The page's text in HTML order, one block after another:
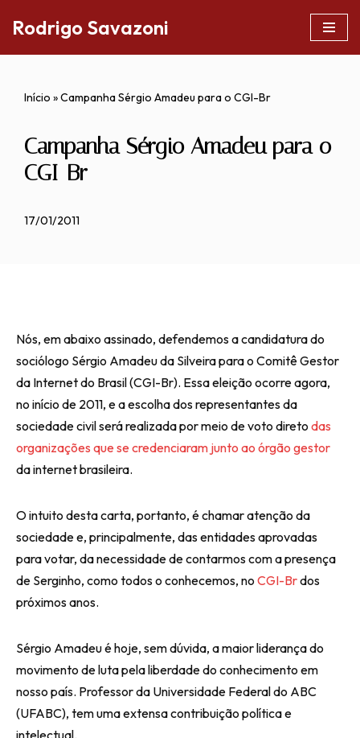
Rodrigo Savazoni
Início »Campanha Sérgio Amadeu para o CGI-Br
Campanha Sérgio Amadeu para o
CGI-Br
17/01/2011
Nós, em abaixo assinado, defendemos a candidatura do
sociólogo Sérgio Amadeu da Silveira para o Comitê Gestor
da Internet do Brasil (CGI-Br). Essa eleição ocorre agora,
no início de 2011, e a escolha dos representantes da
sociedade civil será realizada por meio de voto direto das
organizações que se credenciaram junto ao órgão gestor
da internet brasileira.
O intuito desta carta, portanto, é chamar atenção da
sociedade e, principalmente, das entidades aprovadas
para votar, da necessidade de contarmos com a presença
de Serginho, como todos o conhecemos, no CGI-Brdos
próximos anos.
Sérgio Amadeu é hoje, sem dúvida, a maior liderança do
movimento de luta pela liberdade do conhecimento em
nosso país. Professor da Universidade Federal do ABC
(UFABC), tem uma extensa contribuição política e
intelectual.